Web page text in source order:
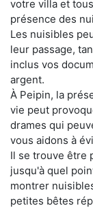
votre villa et
présence des
Les nuisibles
leur passage,
inclus vos
argent.
À Peipin, la
vie peut
drames qui
vous aidons à
Il se trouve être
jusqu'à quel
montrer
petites bêtes